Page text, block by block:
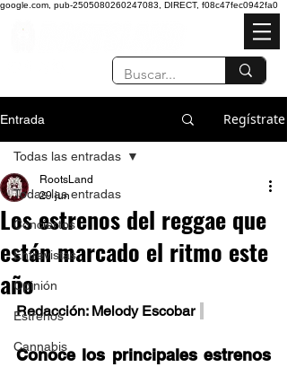
google.com, pub-2505080260247083, DIRECT, f08c47fec0942fa0
Entrada Regístrate
Todas las entradas
Conciertos
Entrevistas
Opinión
Estrenos
Cannabis
Todas las entradas
Los estrenos del reggae que
están marcado el ritmo este
año
RootsLand
29 jun
Redacción: Melody Escobar
Conoce los principales estrenos